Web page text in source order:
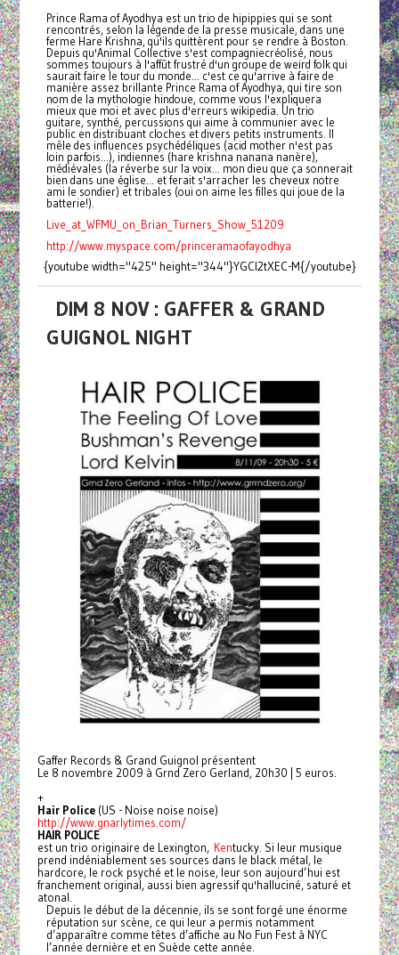
Prince Rama of Ayodhya est un trio de hipippies qui se sont
rencontrés, selon la légende de la presse musicale, dans une
ferme Hare Krishna, qu'ils quittèrent pour se rendre à Boston.
Depuis qu'Animal Collective s'est compagniecréolisé, nous
sommes toujours à l'affût frustré d'un groupe de weird folk qui
saurait faire le tour du monde... c'est ce qu'arrive à faire de
manière assez brillante Prince Rama of Ayodhya, qui tire son
nom de la mythologie hindoue, comme vous l'expliquera
mieux que moi et avec plus d'erreurs wikipedia. Un trio
guitare, synthé, percussions qui aime à communier avec le
public en distribuant cloches et divers petits instruments. Il
mêle des influences psychédéliques (acid mother n'est pas
loin parfois...), indiennes (hare krishna nanana nanère),
médiévales (la réverbe sur la voix... mon dieu que ça sonnerait
bien dans une église... et ferait s'arracher les cheveux notre
ami le sondier) et tribales (oui on aime les filles qui joue de la
batterie!).
Live_at_WFMU_on_Brian_Turners_Show_51209
http://www.myspace.com/princeramaofayodhya
{youtube width="425" height="344"}YGCl2tXEC-M{/youtube}
DIM 8 NOV : GAFFER & GRAND
GUIGNOL NIGHT
Gaffer Records & Grand Guignol présentent
Le 8 novembre 2009 à Grnd Zero Gerland, 20h30 | 5 euros.
+
Hair Police(US - Noise noise noise)
http://www.gnarlytimes.com/
HAIR POLICE
est un trio originaire de Lexington, Kentucky. Si leur musique
prend indéniablement ses sources dans le black métal, le
hardcore, le rock psyché et le noise, leur son aujourd’hui est
franchement original, aussi bien agressif qu'halluciné, saturé et
atonal.
Depuis le début de la décennie, ils se sont forgé une énorme
réputation sur scène, ce qui leur a permis notamment
d’apparaître comme têtes d’affiche au No Fun Fest à NYC
l’année dernière et en Suède cette année.